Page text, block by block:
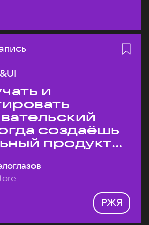
и
создаёшь
продукт
РЖЯ